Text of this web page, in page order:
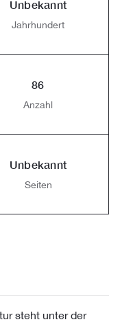
Unbekannt
Jahrhundert
86
Anzahl
Unbekannt
Seiten
steht unter der